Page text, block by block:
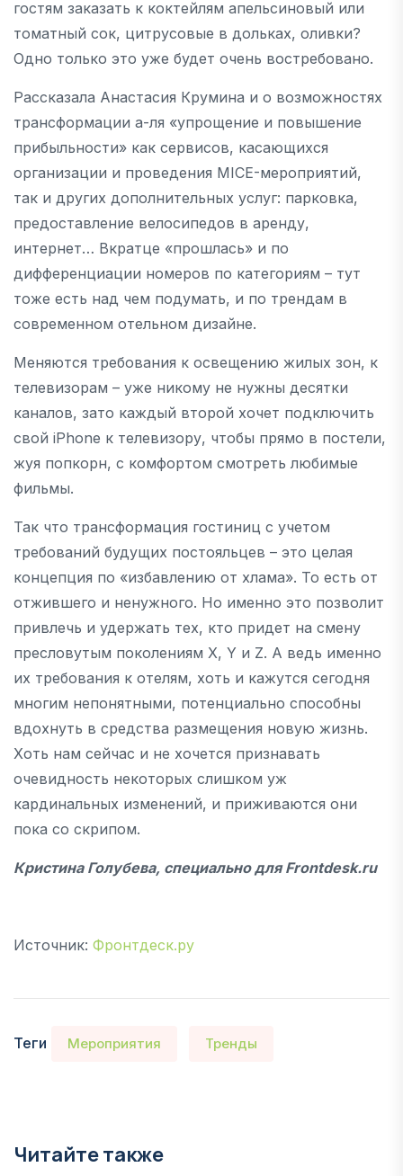
гостям заказать к коктейлям апельсиновый или
томатный сок, цитрусовые в дольках, оливки?
Одно только это уже будет очень востребовано.
Рассказала Анастасия Крумина и о возможностях
трансформации а-ля «упрощение и повышение
прибыльности» как сервисов, касающихся
организации и проведения MICE-мероприятий,
так и других дополнительных услуг: парковка,
предоставление велосипедов в аренду,
интернет… Вкратце «прошлась» и по
дифференциации номеров по категориям – тут
тоже есть над чем подумать, и по трендам в
современном отельном дизайне.
Меняются требования к освещению жилых зон, к
телевизорам – уже никому не нужны десятки
каналов, зато каждый второй хочет подключить
свой iPhone к телевизору, чтобы прямо в постели,
жуя попкорн, с комфортом смотреть любимые
фильмы.
Так что трансформация гостиниц с учетом
требований будущих постояльцев – это целая
концепция по «избавлению от хлама». То есть от
отжившего и ненужного. Но именно это позволит
привлечь и удержать тех, кто придет на смену
пресловутым поколениям X, Y и Z. А ведь именно
их требования к отелям, хоть и кажутся сегодня
многим непонятными, потенциально способны
вдохнуть в средства размещения новую жизнь.
Хоть нам сейчас и не хочется признавать
очевидность некоторых слишком уж
кардинальных изменений, и приживаются они
пока со скрипом.
Кристина Голубева, специально дляFrontdesk.ru
Источник: Фронтдеск.ру
Теги Мероприятия Тренды
Читайте также